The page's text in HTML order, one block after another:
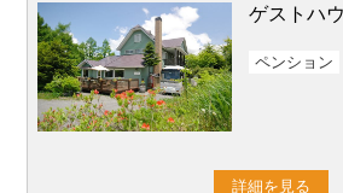
ゲストハ
ペンション
詳細を見る